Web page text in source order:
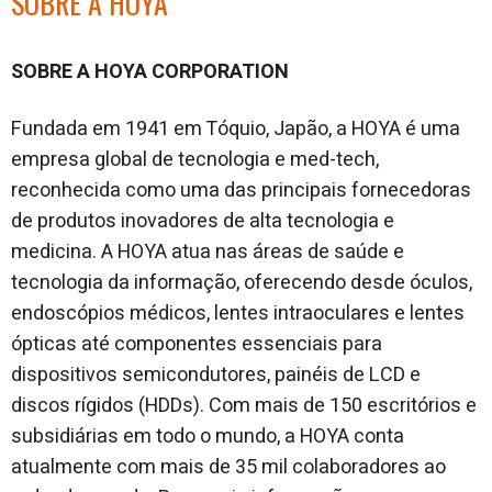
SOBRE A HOYA CORPORATION
Fundada em 1941 em Tóquio, Japão, a HOYA é uma
empresa global de tecnologia e med-tech,
reconhecida como uma das principais fornecedoras
de produtos inovadores de alta tecnologia e
medicina. A HOYA atua nas áreas de saúde e
tecnologia da informação, oferecendo desde óculos,
endoscópios médicos, lentes intraoculares e lentes
ópticas até componentes essenciais para
dispositivos semicondutores, painéis de LCD e
discos rígidos (HDDs). Com mais de 150 escritórios e
subsidiárias em todo o mundo, a HOYA conta
atualmente com mais de 35 mil colaboradores ao